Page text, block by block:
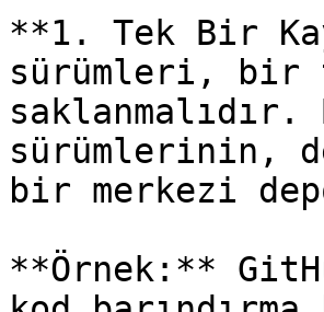
**1. Tek Bir
sürümleri, bir
saklanmalıdır.
sürümlerinin,
bir merkezi
**Örnek:**